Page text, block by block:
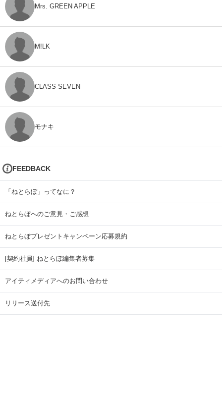
Mrs. GREEN APPLE
M!LK
CLASS SEVEN
モナキ
FEEDBACK
「ねとらぼ」ってなに？
ねとらぼへのご意見・ご感想
ねとらぼプレゼントキャンペーン応募規約
[契約社員] ねとらぼ編集者募集
アイティメディアへのお問い合わせ
リリース送付先